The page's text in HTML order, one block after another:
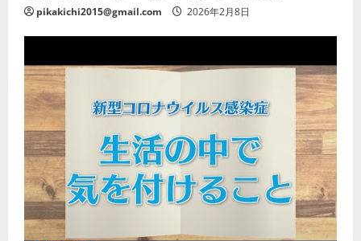
pikakichi2015@gmail.com 2026年2月8日